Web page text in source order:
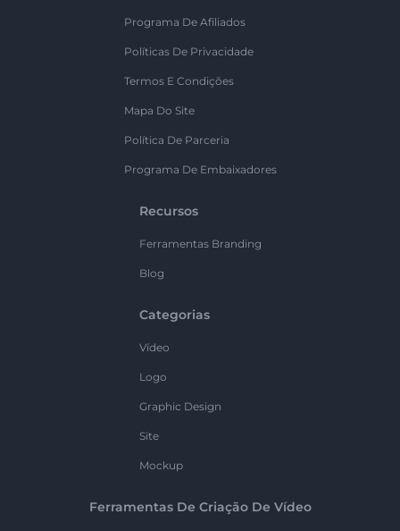
Programa De Afiliados
Políticas De Privacidade
Termos E Condições
Mapa Do Site
Política De Parceria
Programa De Embaixadores
Recursos
Ferramentas Branding
Blog
Categorias
Vídeo
Logo
Graphic Design
Site
Mockup
Ferramentas De Criação De Vídeo